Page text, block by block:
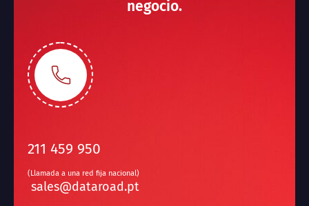
negocio.
211 459 950
(Llamada a una red fija nacional)
sales@dataroad.pt